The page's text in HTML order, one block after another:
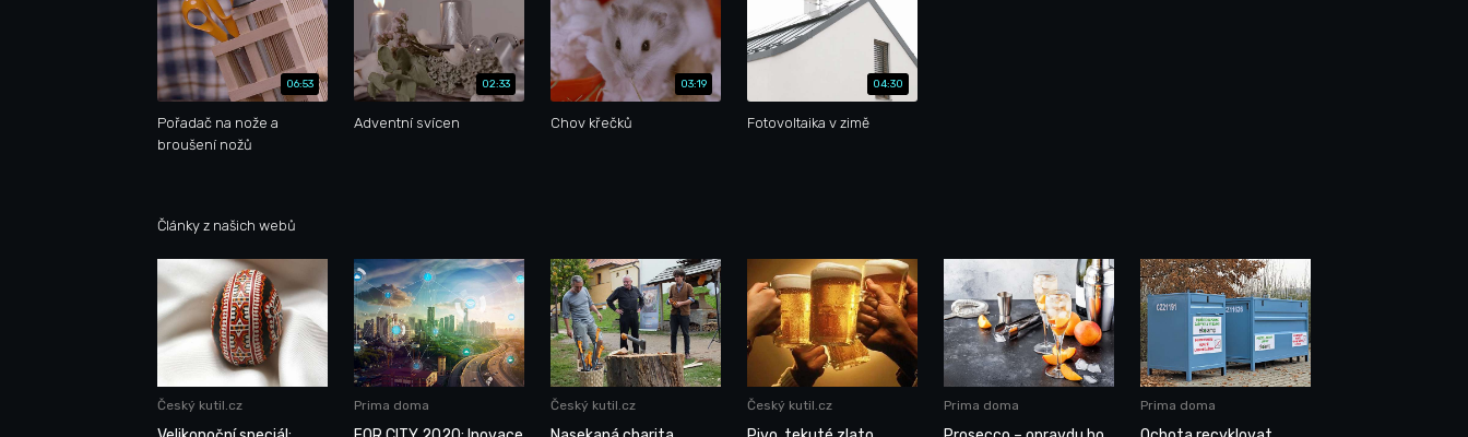
06:53
Pořadač na nože a
broušení nožů
02:33
Adventní svícen
03:19
Chov křečků
04:30
Fotovoltaika v zimě
Články z našich webů
Český kutil.cz Prima doma Český kutil.cz Český kutil.cz Prima doma Prima doma